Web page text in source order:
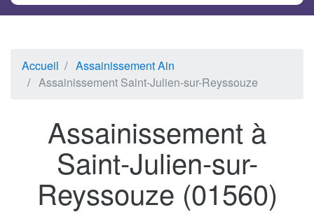
Accueil
Assainissement Ain
Assainissement Saint-Julien-sur-Reyssouze
Assainissement à
Saint-Julien-sur-
Reyssouze (01560)